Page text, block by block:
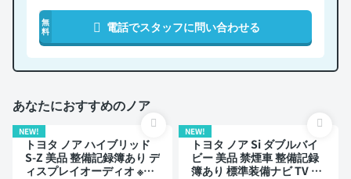
無
料
電話でスタッフに問い合わせる
あなたにおすすめのノア
NEW!
トヨタ ノア ハイブリッド
S-Z 美品 整備記録簿あり デ
ィスプレイオーディオ ※ナ
NEW!
トヨタ ノア Si ダブルバイ
ビー 美品 禁煙車 整備記録
簿あり 標準装備ナビ TV 後